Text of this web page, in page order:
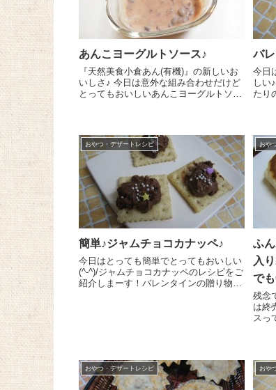
あんこヨーグルトソース♪
『天然美食小倉あん(有機)』の新しいお
いしさ♪ 今日は意外な組み合わせだけど
とってもおいしいあんこヨーグルトソー
バ
今日
しい
たり
ます
おやつ・デザートレシピ
簡単♪ジャムチョコカナッペ♪
今日はとっても簡単でとってもおいしい
(^-^)/ジャムチョコカナッペのレシピをご
紹介しまーす！バレンタインの贈り物に
おや
ふ
入
でも
残念
は終売しま
スっ
おやつ・デザートレシピ おや